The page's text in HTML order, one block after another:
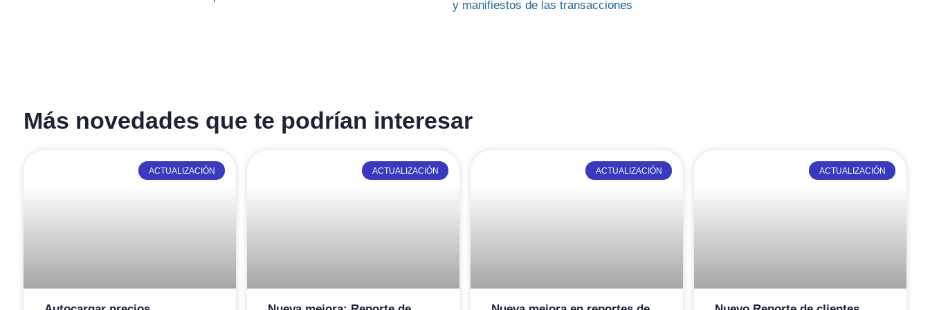
y manifiestos de las transacciones
Más novedades que te podrían interesar
ACTUALIZACIÓN ACTUALIZACIÓN ACTUALIZACIÓN ACTUALIZACIÓN